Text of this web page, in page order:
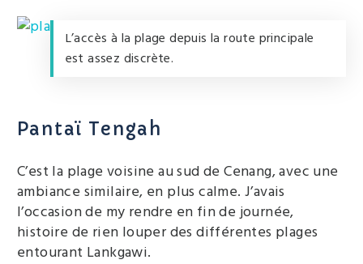
L’accès à la plage depuis la route principale
est assez discrète.
Pantaï Tengah
C’est la plage voisine au sud de Cenang, avec une
ambiance similaire, en plus calme. J’avais
l’occasion de my rendre en fin de journée,
histoire de rien louper des différentes plages
entourant Lankgawi.